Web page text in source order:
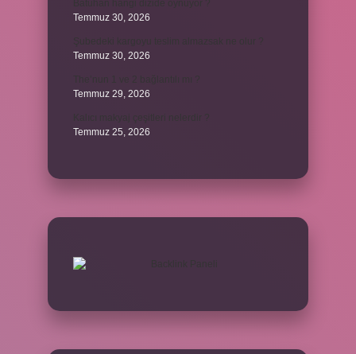
Temmuz 30, 2026
Temmuz 30, 2026
Temmuz 29, 2026
Temmuz 25, 2026